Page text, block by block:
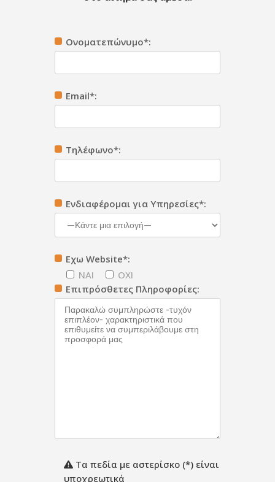
Ονοματεπώνυμο*:
Email*:
Τηλέφωνο*:
Ενδιαφέρομαι για Υπηρεσίες*:
Εχω Website*:
ΝΑΙ
ΟΧΙ
Επιπρόσθετες Πληροφορίες:
Τα πεδία με αστερίσκο (*) είναι
υποχρεωτικά